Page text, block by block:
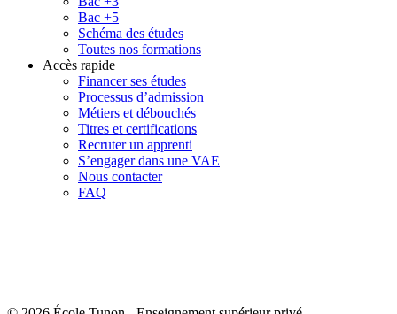
Bac +5
Schéma des études
Toutes nos formations
Accès rapide
Financer ses études
Processus d’admission
Métiers et débouchés
Titres et certifications
Recruter un apprenti
S’engager dans une VAE
Nous contacter
FAQ